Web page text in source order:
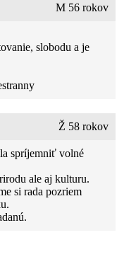
M 56 rokov
slobodu a je
Ž 58 rokov
spríjemniť volné
ale aj kulturu.
si rada pozriem